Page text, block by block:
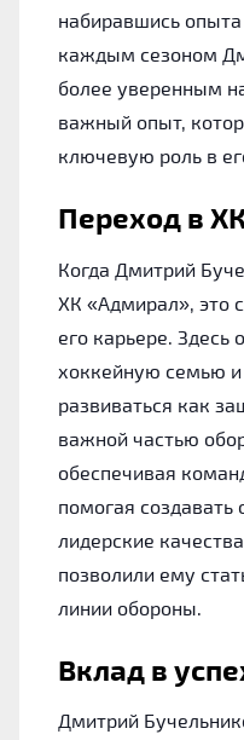
набиравшись
каждым сезоном
более уверенным
важный опыт,
ключевую роль в
Переход в
Когда Дмитрий
ХК «Адмирал», это
его карьере.
хоккейную семью
развиваться как
важной частью
обеспечивая
помогая создавать
лидерские
позволили ему
линии обороны.
Вклад в
Дмитрий